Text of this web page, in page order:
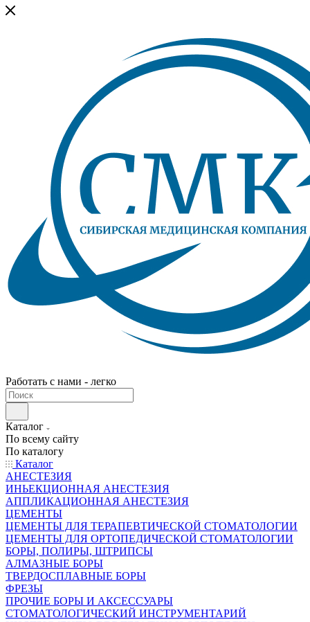
Работать с нами - легко
Каталог
По всему сайту
По каталогу
Каталог
АНЕСТЕЗИЯ
ИНЬЕКЦИОННАЯ АНЕСТЕЗИЯ
АППЛИКАЦИОННАЯ АНЕСТЕЗИЯ
ЦЕМЕНТЫ
ЦЕМЕНТЫ ДЛЯ ТЕРАПЕВТИЧЕСКОЙ СТОМАТОЛОГИИ
ЦЕМЕНТЫ ДЛЯ ОРТОПЕДИЧЕСКОЙ СТОМАТОЛОГИИ
БОРЫ, ПОЛИРЫ, ШТРИПСЫ
АЛМАЗНЫЕ БОРЫ
ТВЕРДОСПЛАВНЫЕ БОРЫ
ФРЕЗЫ
ПРОЧИЕ БОРЫ И АКСЕССУАРЫ
СТОМАТОЛОГИЧЕСКИЙ ИНСТРУМЕНТАРИЙ